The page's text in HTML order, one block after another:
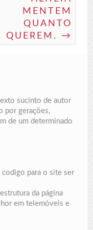
MENTEM
QUANTO
QUEREM. →
sucinto de autor
por gerações,
de um determinado
para o site ser
da página
em telemóveis e